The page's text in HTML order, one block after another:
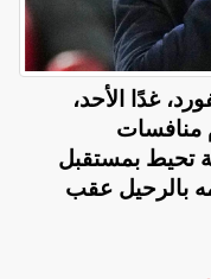
غدًا الأحد،
منافسات
تحيط بمستقبل
بالرحيل عقب